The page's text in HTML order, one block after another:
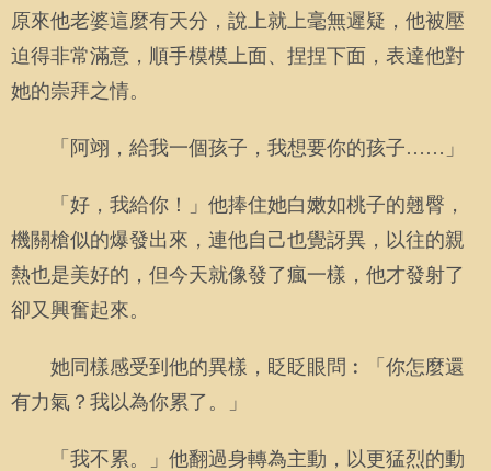
原來他老婆這麼有天分，說上就上毫無遲疑，他被壓
迫得非常滿意，順手模模上面、捏捏下面，表達他對
她的崇拜之情。
「阿翊，給我一個孩子，我想要你的孩子……」
「好，我給你！」他捧住她白嫩如桃子的翹臀，
機關槍似的爆發出來，連他自己也覺訝異，以往的親
熱也是美好的，但今天就像發了瘋一樣，他才發射了
卻又興奮起來。
她同樣感受到他的異樣，眨眨眼問︰「你怎麼還
有力氣？我以為你累了。」
「我不累。」他翻過身轉為主動，以更猛烈的動